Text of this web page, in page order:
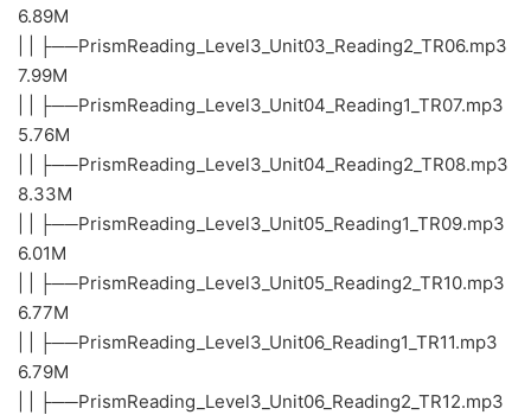
6.89M
| | ├──PrismReading_Level3_Unit03_Reading2_TR06.mp3
7.99M
| | ├──PrismReading_Level3_Unit04_Reading1_TR07.mp3
5.76M
| | ├──PrismReading_Level3_Unit04_Reading2_TR08.mp3
8.33M
| | ├──PrismReading_Level3_Unit05_Reading1_TR09.mp3
6.01M
| | ├──PrismReading_Level3_Unit05_Reading2_TR10.mp3
6.77M
| | ├──PrismReading_Level3_Unit06_Reading1_TR11.mp3
6.79M
| | ├──PrismReading_Level3_Unit06_Reading2_TR12.mp3